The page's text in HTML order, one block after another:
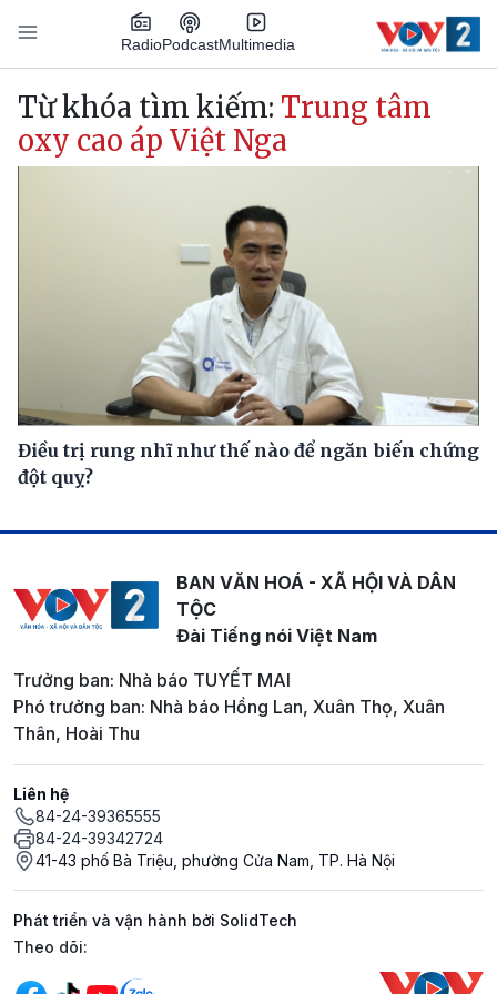
Nhảy đến nội dung
RadioPodcastMultimedia
Main navigation
Từ khóa tìm kiếm: Trung tâm
oxy cao áp Việt Nga
Điều trị rung nhĩ như thế nào để ngăn biến chứng
đột quỵ?
BAN VĂN HOÁ - XÃ HỘI VÀ DÂN
TỘC
Đài Tiếng nói Việt Nam
Trưởng ban: Nhà báo TUYẾT MAI
Phó trưởng ban: Nhà báo Hồng Lan, Xuân Thọ, Xuân
Thân, Hoài Thu
Liên hệ
84-24-39365555
84-24-39342724
41-43 phố Bà Triệu, phường Cửa Nam, TP. Hà Nội
Phát triển và vận hành bởi SolidTech
Mạng xã hội
Theo dõi: